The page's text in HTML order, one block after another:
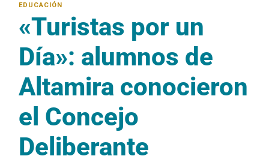
«Turistas por un
Día»: alumnos de
Altamira conocieron
el Concejo
Deliberante